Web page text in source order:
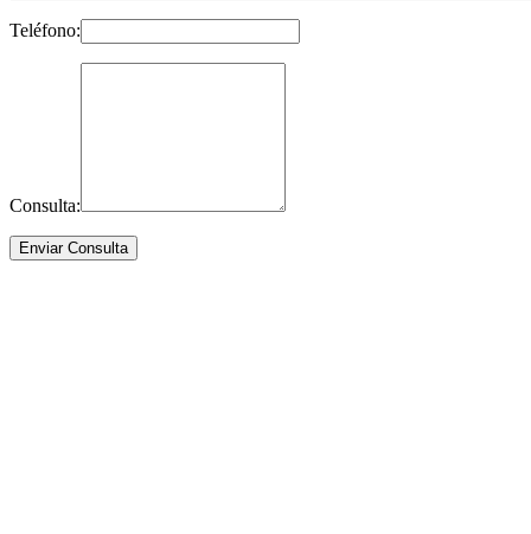
Teléfono:
Consulta: